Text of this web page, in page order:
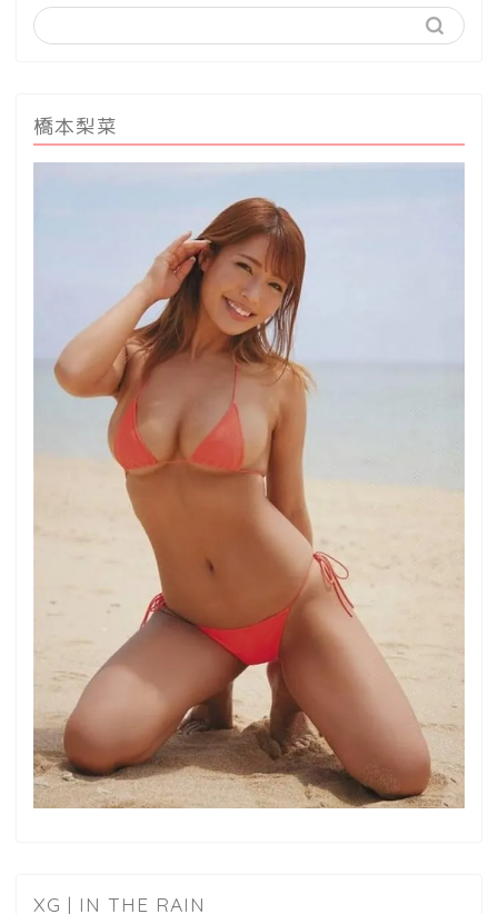
橋本梨菜
XG | IN THE RAIN